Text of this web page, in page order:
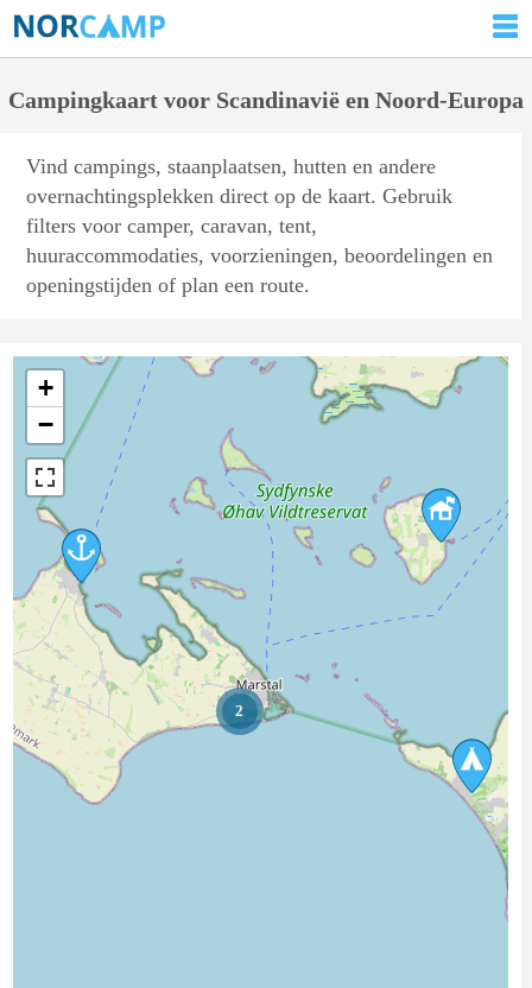
Campingkaart voor Scandinavië en Noord-Europa
Vind campings, staanplaatsen, hutten en andere
overnachtingsplekken direct op de kaart. Gebruik
filters voor camper, caravan, tent,
huuraccommodaties, voorzieningen, beoordelingen en
openingstijden of plan een route.
2
+
−